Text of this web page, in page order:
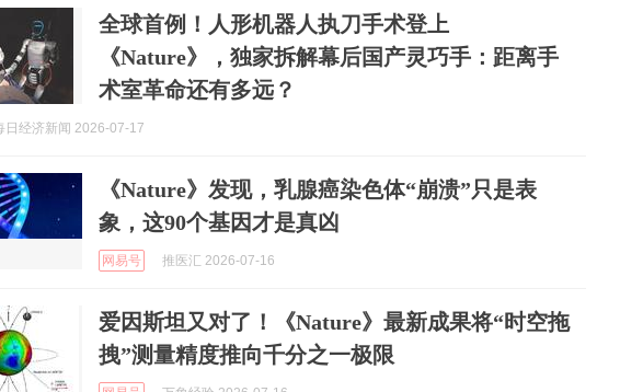
全球首例！人形机器人执刀手术登上
《Nature》，独家拆解幕后国产灵巧手：距离手
术室革命还有多远？
日经济新闻 2026-07-17
《Nature》发现，乳腺癌染色体“崩溃”只是表
象，这90个基因才是真凶
网易号 推医汇 2026-07-16
爱因斯坦又对了！《Nature》最新成果将“时空拖
拽”测量精度推向千分之一极限